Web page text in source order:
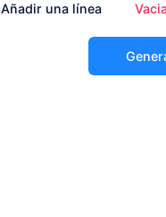
Añadir una línea